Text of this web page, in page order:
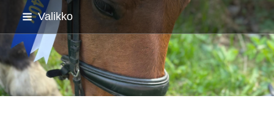
Siirry
sivun
sisältöön
Valikko
Parkanon Ratsastajat